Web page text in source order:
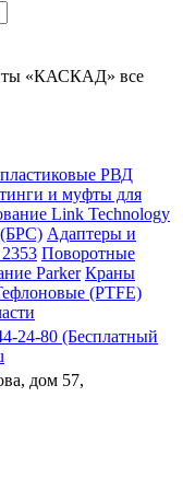
«КАСКАД» все
РВД
и муфты для
Link Technology
(БРС) Адаптеры и
Поворотные
Parker Краны
(PTFE)
24-80 (Бесплатный
дом 57,